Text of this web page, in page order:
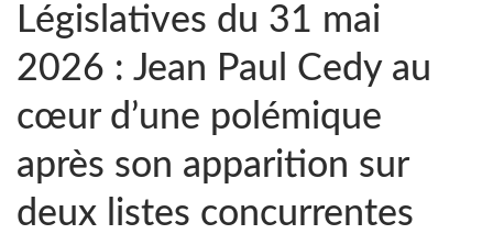
Législatives du 31 mai
2026 : Jean Paul Cedy au
cœur d’une polémique
après son apparition sur
deux listes concurrentes